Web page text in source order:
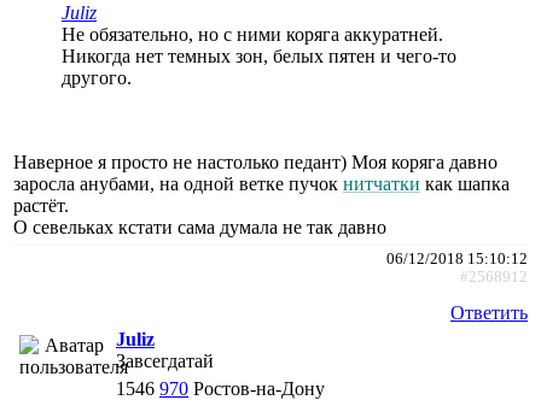
Juliz
Не обязательно, но с ними коряга аккуратней.
Никогда нет темных зон, белых пятен и чего-то
другого.
Наверное я просто не настолько педант) Моя коряга давно
заросла анубами, на одной ветке пучок нитчатки как шапка
растёт.
О севельках кстати сама думала не так давно
06/12/2018 15:10:12
#2568912
Ответить
Juliz
Завсегдатай
1546 970 Ростов-на-Дону